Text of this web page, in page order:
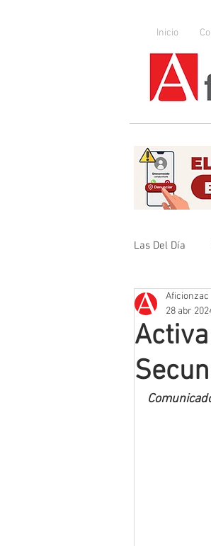
Inicio
Las Del Día
Que no se
Mineros
Aficionzac
28 abr